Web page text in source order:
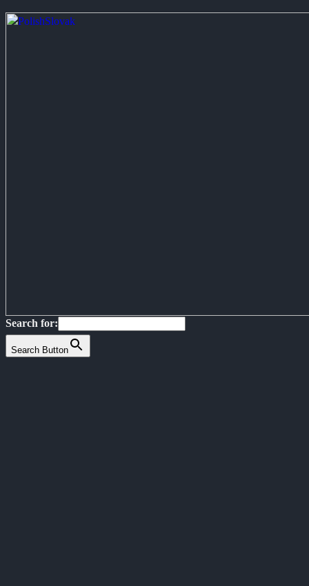
Search for:
Search Button